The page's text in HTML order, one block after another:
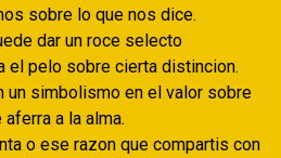
sobre lo que nos dice.
dar un roce selecto
el pelo sobre cierta distincion.
un simbolismo en el valor sobre
a la alma.
o ese razon que compartis con